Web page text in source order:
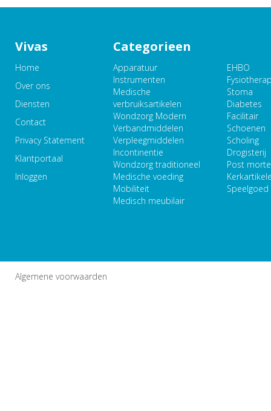
Vivas
Home
Over ons
Diensten
Contact
Privacy Statement
Klantportaal
Inloggen
Categorieen
Apparatuur
Instrumenten
Medische
verbruiksartikelen
Wondzorg Modern
Verbandmiddelen
Verpleegmiddelen
Incontinentie
Wondzorg traditioneel
Medische voeding
Mobiliteit
Medisch meubilair
EHBO
Stoma
Diabetes
Facilitair
Schoenen
Scholing
Drogisterij
Post
Speelgoed
Algemene voorwaarden